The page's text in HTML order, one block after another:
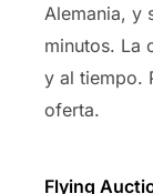
Alemania, y
minutos. La
y al tiempo.
oferta.
Flying